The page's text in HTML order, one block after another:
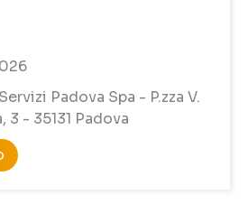
Padova Spa - P.zza V.
3 - 35131 Padova